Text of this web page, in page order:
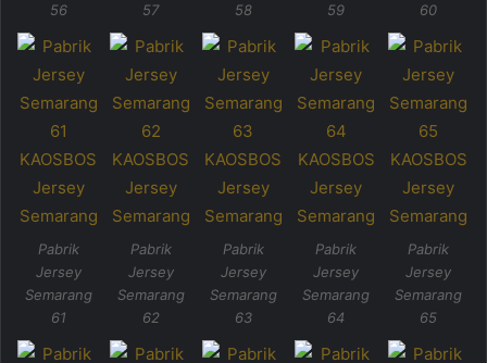
56
57
58
59
60
Pabrik
Jersey
Semarang
61
Pabrik
Jersey
Semarang
62
Pabrik
Jersey
Semarang
63
Pabrik
Jersey
Semarang
64
Pabrik
Jersey
Semarang
65